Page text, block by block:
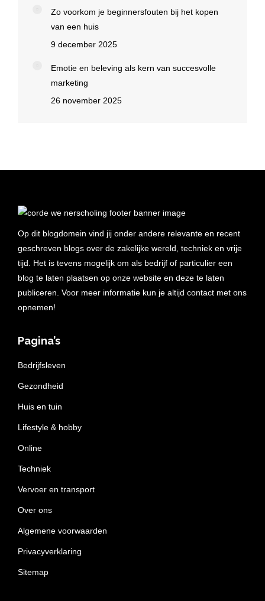
Zo voorkom je beginnersfouten bij het kopen
van een huis
9 december 2025
Emotie en beleving als kern van succesvolle
marketing
26 november 2025
Op dit blogdomein vind jij onder andere relevante en recent
geschreven blogs over de zakelijke wereld, techniek en vrije
tijd. Het is tevens mogelijk om als bedrijf of particulier een
blog te laten plaatsen op onze website en deze te laten
publiceren. Voor meer informatie kun je altijd contact met ons
opnemen!
Pagina’s
Bedrijfsleven
Gezondheid
Huis en tuin
Lifestyle & hobby
Online
Techniek
Vervoer en transport
Over ons
Algemene voorwaarden
Privacyverklaring
Sitemap